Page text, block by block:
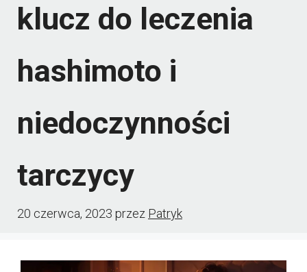
klucz do leczenia
hashimoto i
niedoczynności
tarczycy
20 czerwca, 2023 przez Patryk